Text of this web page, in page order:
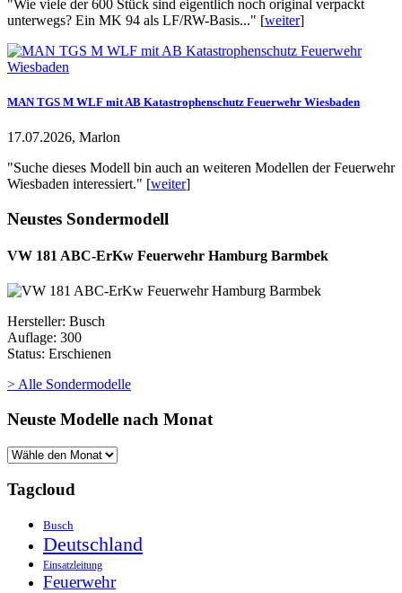
"Wie viele der 600 Stück sind eigentlich noch original verpackt
unterwegs? Ein MK 94 als LF/RW-Basis..." [weiter]
MAN TGS M WLF mit AB Katastrophenschutz Feuerwehr Wiesbaden
17.07.2026, Marlon
"Suche dieses Modell bin auch an weiteren Modellen der Feuerwehr
Wiesbaden interessiert." [weiter]
Neustes Sondermodell
VW 181 ABC-ErKw Feuerwehr Hamburg Barmbek
Hersteller: Busch
Auflage: 300
Status: Erschienen
> Alle Sondermodelle
Neuste Modelle nach Monat
Tagcloud
Busch
Deutschland
Einsatzleitung
Feuerwehr